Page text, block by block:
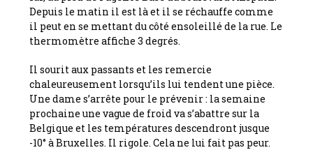
Depuis le matin il est là et il se réchauffe comme
il peut en se mettant du côté ensoleillé de la rue. Le
thermomètre affiche 3 degrés.
Il sourit aux passants et les remercie
chaleureusement lorsqu’ils lui tendent une pièce.
Une dame s’arrête pour le prévenir : la semaine
prochaine une vague de froid va s’abattre sur la
Belgique et les températures descendront jusque
-10° à Bruxelles. Il rigole. Cela ne lui fait pas peur.